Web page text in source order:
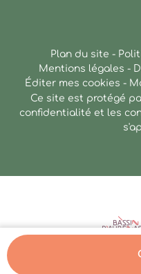
Plan du site -
Mentions légales -
Éditer mes cookies -
Ce site est protégé
confidentialité et les